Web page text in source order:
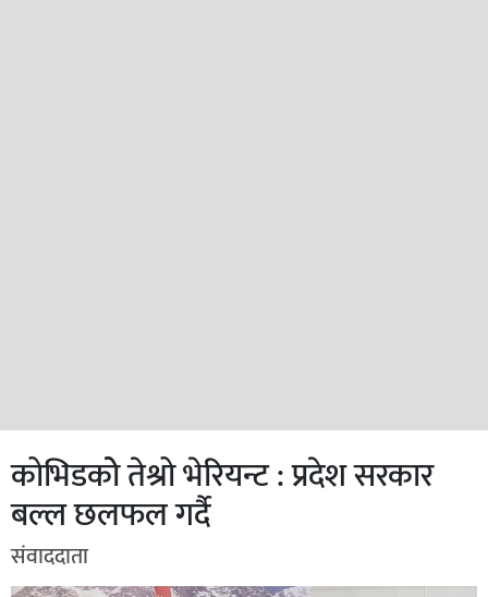
कोभिडकोे तेश्रो भेरियन्ट : प्रदेश सरकार
बल्ल छलफल गर्दै
संवाददाता